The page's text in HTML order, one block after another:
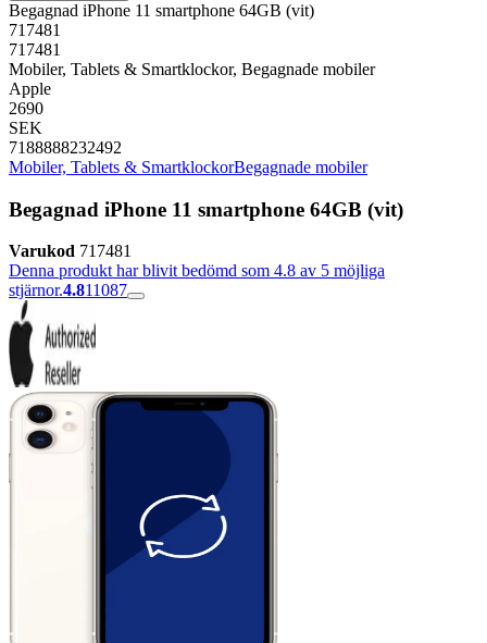
Begagnad iPhone 11 smartphone 64GB (vit)
717481
717481
Mobiler, Tablets & Smartklockor, Begagnade mobiler
Apple
2690
SEK
7188888232492
Mobiler, Tablets & SmartklockorBegagnade mobiler
Begagnad iPhone 11 smartphone 64GB (vit)
Varukod 717481
Denna produkt har blivit bedömd som 4.8 av 5 möjliga
stjärnor.4.811087